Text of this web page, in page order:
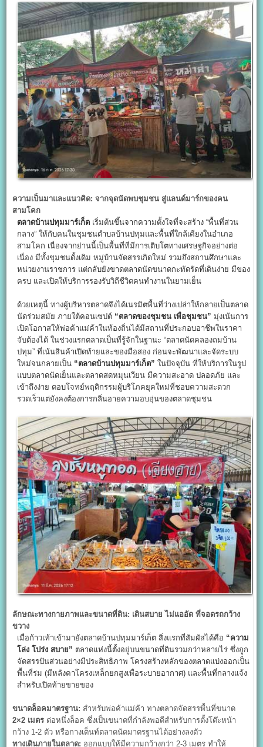
ความเป็นมาและแนวคิด: จากจุดนัดพบชุมชน สู่แลนด์มาร์กของคน
สามโคก
ตลาดบ้านปทุมมาร์เก็ต เริ่มต้นขึ้นจากความตั้งใจที่จะสร้าง “พื้นที่ส่วน
กลาง” ให้กับคนในชุมชนตำบลบ้านปทุมและพื้นที่ใกล้เคียงในอำเภอ
สามโคก เนื่องจากย่านนี้เป็นพื้นที่ที่มีการเติบโตทางเศรษฐกิจอย่างต่อ
เนื่อง มีทั้งชุมชนดั้งเดิม หมู่บ้านจัดสรรเกิดใหม่ รวมถึงสถานศึกษาและ
หน่วยงานราชการ แต่กลับยังขาดตลาดนัดขนาดกะทัดรัดที่เดินง่าย มีของ
ครบ และเปิดให้บริการรองรับวิถีชีวิตคนทำงานในยามเย็น
ด้วยเหตุนี้ ทางผู้บริหารตลาดจึงได้เนรมิตพื้นที่ว่างเปล่าให้กลายเป็นตลาด
นัดร่วมสมัย ภายใต้คอนเซปต์ “ตลาดของชุมชน เพื่อชุมชน” มุ่งเน้นการ
เปิดโอกาสให้พ่อค้าแม่ค้าในท้องถิ่นได้มีสถานที่ประกอบอาชีพในราคา
จับต้องได้ ในช่วงแรกตลาดเป็นที่รู้จักในฐานะ “ตลาดนัดคลองถมบ้าน
ปทุม” ที่เน้นสินค้าเปิดท้ายและของมือสอง ก่อนจะพัฒนาและจัดระบบ
ใหม่จนกลายเป็น “ตลาดบ้านปทุมมาร์เก็ต” ในปัจจุบัน ที่ให้บริการในรูป
แบบตลาดนัดเย็นและตลาดสดหมุนเวียน มีความสะอาด ปลอดภัย และ
เข้าถึงง่าย ตอบโจทย์พฤติกรรมผู้บริโภคยุคใหม่ที่ชอบความสะดวก
รวดเร็วแต่ยังคงต้องการกลิ่นอายความอบอุ่นของตลาดชุมชน
ลักษณะทางกายภาพและขนาดที่ดิน: เดินสบาย ไม่แออัด ที่จอดรถกว้าง
ขวาง
เมื่อก้าวเท้าเข้ามายังตลาดบ้านปทุมมาร์เก็ต สิ่งแรกที่สัมผัสได้คือ “ความ
โล่ง โปร่ง สบาย” ตลาดแห่งนี้ตั้งอยู่บนขนาดที่ดินรวมกว่าหลายไร่ ซึ่งถูก
จัดสรรปันส่วนอย่างมีประสิทธิภาพ โครงสร้างหลักของตลาดแบ่งออกเป็น
พื้นที่ร่ม (มีหลังคาโครงเหล็กยกสูงเพื่อระบายอากาศ) และพื้นที่กลางแจ้ง
สำหรับเปิดท้ายขายของ
ขนาดล็อคมาตรฐาน: สำหรับพ่อค้าแม่ค้า ทางตลาดจัดสรรพื้นที่ขนาด
2×2 เมตร ต่อหนึ่งล็อค ซึ่งเป็นขนาดที่กำลังพอดีสำหรับการตั้งโต๊ะหน้า
กว้าง 1-2 ตัว หรือกางเต็นท์ตลาดนัดมาตรฐานได้อย่างลงตัว
ทางเดินภายในตลาด: ออกแบบให้มีความกว้างกว่า 2-3 เมตร ทำให้